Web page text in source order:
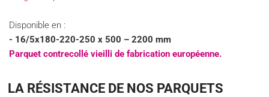
Disponible en :
- 16/5x180-220-250 x 500 – 2200 mm
Parquet contrecollé vieilli de fabrication européenne.
LA RÉSISTANCE DE NOS PARQUETS